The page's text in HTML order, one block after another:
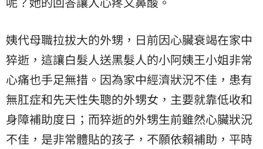
姨代母職拉拔大的外甥，日前因心臟衰竭在家中
猝逝，這讓白髮人送黑髮人的小阿姨王小姐非常
心痛也手足無措。因為家中經濟狀況不佳，患有
無肛症和先天性失聰的外甥女，主要就靠低收和
身障補助度日；而猝逝的外甥生前雖然心臟狀況
不佳，是非常體貼的孩子，不願依賴補助，平時